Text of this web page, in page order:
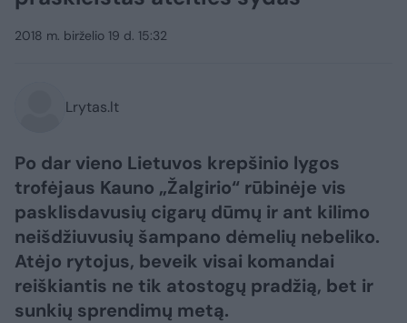
2018 m. birželio 19 d. 15:32
Lrytas.lt
Po dar vieno Lietuvos krepšinio lygos
trofėjaus Kauno „Žalgirio“ rūbinėje vis
pasklisdavusių cigarų dūmų ir ant kilimo
neišdžiuvusių šampano dėmelių nebeliko.
Atėjo rytojus, beveik visai komandai
reiškiantis ne tik atostogų pradžią, bet ir
sunkių sprendimų metą.